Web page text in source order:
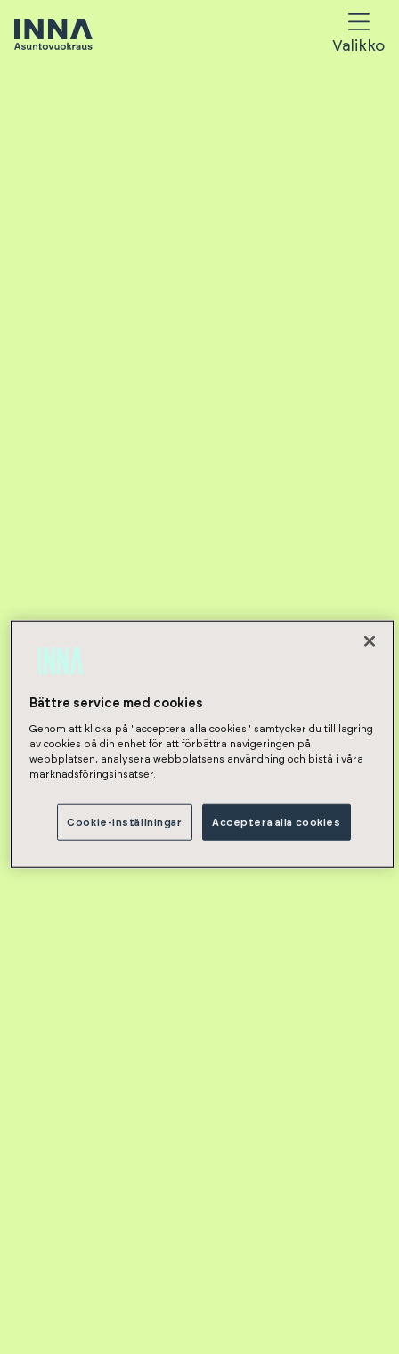
Valikko
Bättre service med cookies
Genom att klicka på "acceptera alla cookies" samtycker du till lagring
av cookies på din enhet för att förbättra navigeringen på
webbplatsen, analysera webbplatsens användning och bistå i våra
marknadsföringsinsatser.
Cookie-inställningar Acceptera alla cookies